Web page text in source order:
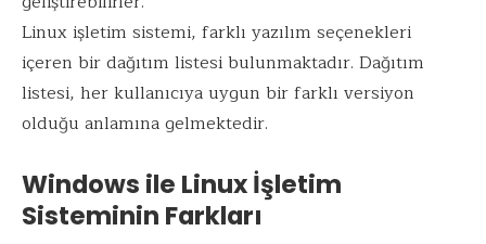
Linux işletim sistemi, farklı yazılım seçenekleri
içeren bir dağıtım listesi bulunmaktadır. Dağıtım
listesi, her kullanıcıya uygun bir farklı versiyon
olduğu anlamına gelmektedir.
Windows ile Linux İşletim
Sisteminin Farkları